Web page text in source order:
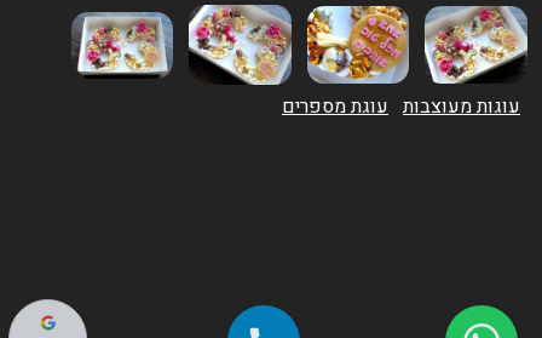
עוגות מעוצבות עוגת מספרים